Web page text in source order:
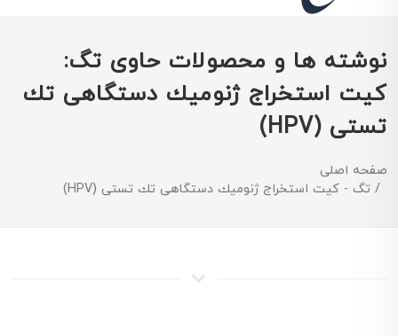
نوشته ها و محصولات حاوی تگ:
كيت استخراج ژنوميك دستگاهی تك
تستی (HPV)
صفحه اصلی
تگ - كيت استخراج ژنوميك دستگاهی تك تستی (HPV)